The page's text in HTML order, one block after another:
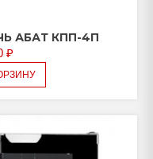
АБАТ КПП-4П
₽